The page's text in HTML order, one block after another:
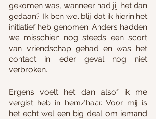
gekomen was, wanneer had jij het dan
gedaan? Ik ben wel blij dat ik hierin het
initiatief heb genomen. Anders hadden
we misschien nog steeds een soort
van vriendschap gehad en was het
contact in ieder geval nog niet
verbroken.
Ergens voelt het dan alsof ik me
vergist heb in hem/haar. Voor mij is
het echt wel een big deal om iemand